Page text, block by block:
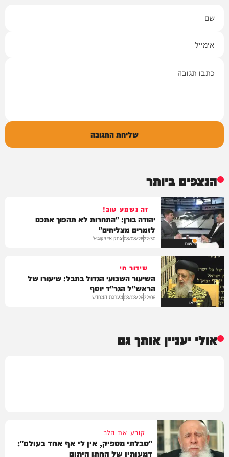
שליחת התגובה
הנצפים ביותר
חדשות
זה נשמע טוב!
יהודה בורן: "התחרות לא תהפוך אתכם
לזמרים מצליחים"
22:30
08/08/26יצחק אייזיקוביץ'
וידאו
שידור חי
השיעור השבועי הגדול בתבל: שיעורו של
הראש"ל הגר"ד יוסף
22:06
08/08/26מערכת המחדש
אולי יעניין אותך גם
קורע את הלב
"סבלתי מספיק, אין לי אף אחד בעולם":
דמעותיו של החתן היתום